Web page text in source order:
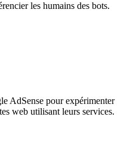
les humains des bots.
AdSense pour expérimenter
web utilisant leurs services.